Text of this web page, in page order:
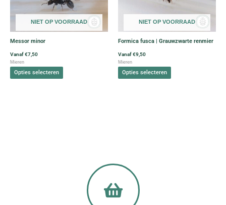
NIET OP VOORRAAD
Messor minor
Vanaf€7,50
Mieren
Opties selecteren
variaties.
Deze
optie
kan
NIET OP VOORRAAD
Formica fusca | Grauwzwarte renmier
Vanaf€9,50
Mieren
Opties selecteren
variaties.
Deze
optie
kan
gekozen